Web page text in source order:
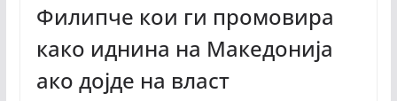
Филипче кои ги промoвира
како иднина на Македонија
ако дојде на власт